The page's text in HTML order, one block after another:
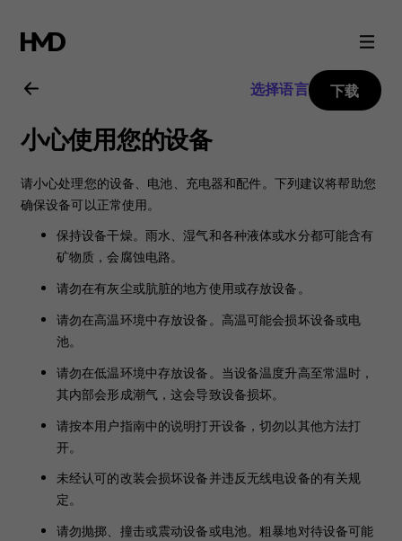
Nokia
225
4G
用
户
指
南
选择语言 下载
小心使用您的设备
请小心处理您的设备、电池、充电器和配件。下列建议将帮助您
确保设备可以正常使用。
保持设备干燥。雨水、湿气和各种液体或水分都可能含有
矿物质，会腐蚀电路。
请勿在有灰尘或肮脏的地方使用或存放设备。
请勿在高温环境中存放设备。高温可能会损坏设备或电
池。
请勿在低温环境中存放设备。当设备温度升高至常温时，
其内部会形成潮气，这会导致设备损坏。
请按本用户指南中的说明打开设备，切勿以其他方法打
开。
未经认可的改装会损坏设备并违反无线电设备的有关规
定。
请勿抛掷、撞击或震动设备或电池。粗暴地对待设备可能